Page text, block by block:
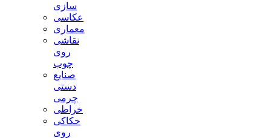
سازی
عکاسی
معماری
نقاشی
روی
چوب
صنایع
دستی
چرمی
خراطی
حکاکی
روی